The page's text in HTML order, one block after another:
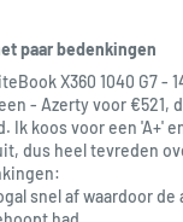
paar bedenkingen
X360 1040 G7 -
- Azerty voor €521,
Ik koos voor een 'A+'
dus heel tevreden
snel af waardoor de